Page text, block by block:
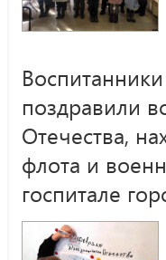
поздравили
Отечества,
флота и
госпитале